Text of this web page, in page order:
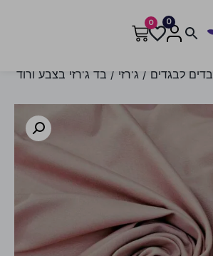
0
0
בדים לבגדים / ג'רזי / בד ג'רזי בצבע ורוד